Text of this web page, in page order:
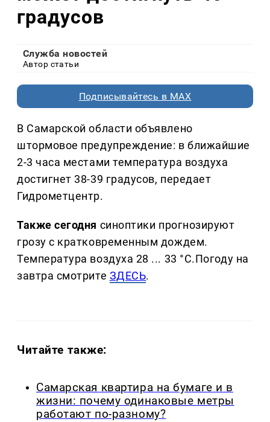
градусов
Служба новостей
Автор статьи
Подписывайтесь в MAX
В Самарской области объявлено
штормовое предупреждение: в ближайшие
2-3 часа местами температура воздуха
достигнет 38-39 градусов, передает
Гидрометцентр.
Также сегодня синоптики прогнозируют
грозу с кратковременным дождем.
Температура воздуха 28 ... 33 °C.Погоду на
завтра смотрите ЗДЕСЬ.
Читайте также:
Самарская квартира на бумаге и в
жизни: почему одинаковые метры
работают по-разному?